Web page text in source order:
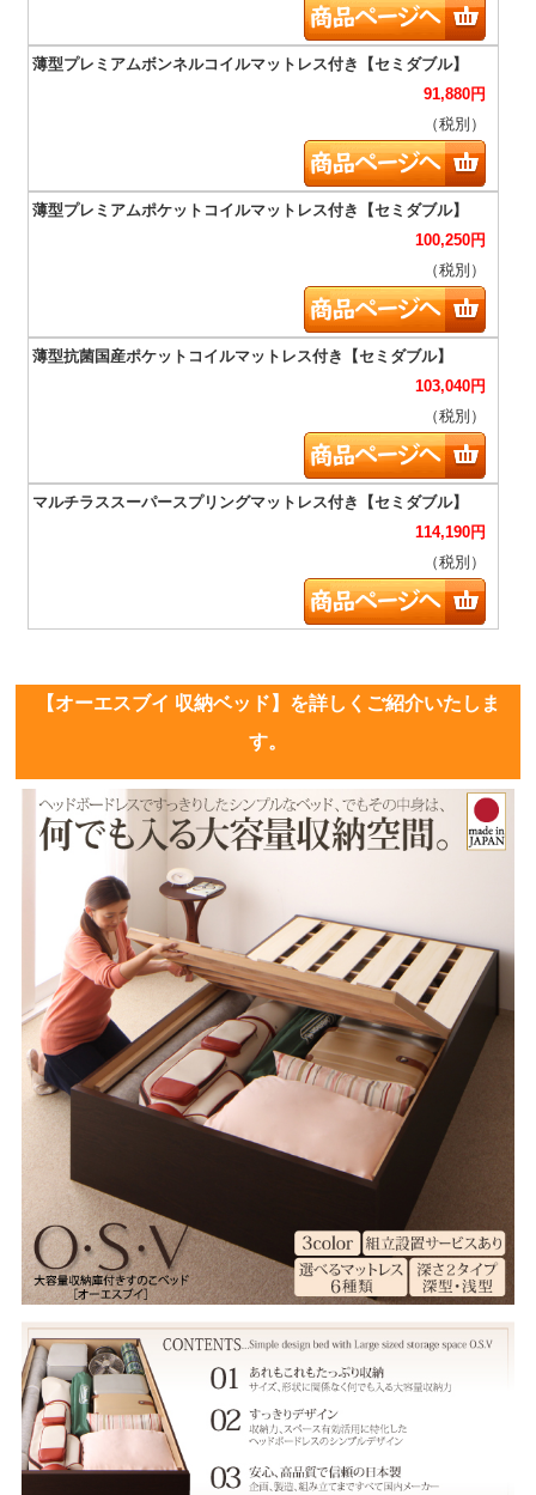
91,880円
（税別）
100,250円
（税別）
103,040円
（税別）
114,190円
（税別）
【オーエスブイ 収納ベッド】を詳しくご紹介いたしま
す。